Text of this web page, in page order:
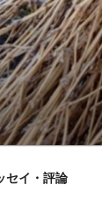
セイ・評論